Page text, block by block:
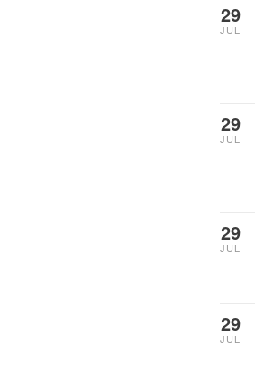
29
JUL
29
JUL
29
JUL
29
JUL